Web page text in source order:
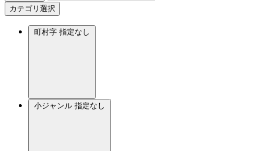
カテゴリ選択
町村字 指定なし
小ジャンル 指定なし